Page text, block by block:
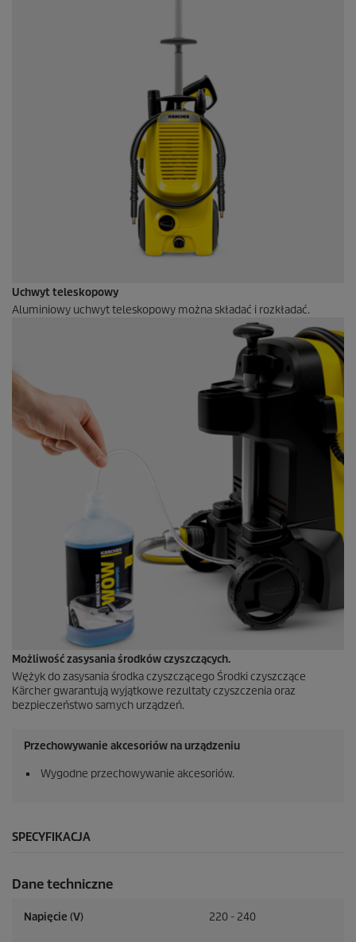
Uchwyt teleskopowy
Aluminiowy uchwyt teleskopowy można składać i rozkładać.
Możliwość zasysania środków czyszczących.
Wężyk do zasysania środka czyszczącego Środki czyszczące
Kärcher gwarantują wyjątkowe rezultaty czyszczenia oraz
bezpieczeństwo samych urządzeń.
Przechowywanie akcesoriów na urządzeniu
Wygodne przechowywanie akcesoriów.
SPECYFIKACJA
Dane techniczne
Napięcie (V) 220 - 240